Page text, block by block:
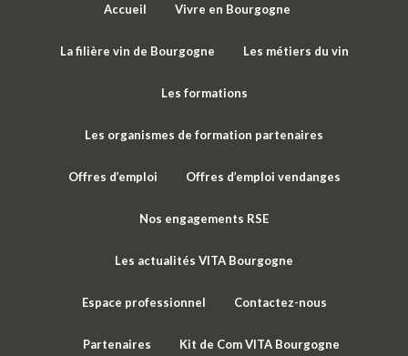
Accueil Vivre en Bourgogne
La filière vin de Bourgogne Les métiers du vin
Les formations
Les organismes de formation partenaires
Offres d’emploi Offres d’emploi vendanges
Nos engagements RSE
Les actualités VITA Bourgogne
Espace professionnel Contactez-nous
Partenaires Kit de Com VITA Bourgogne